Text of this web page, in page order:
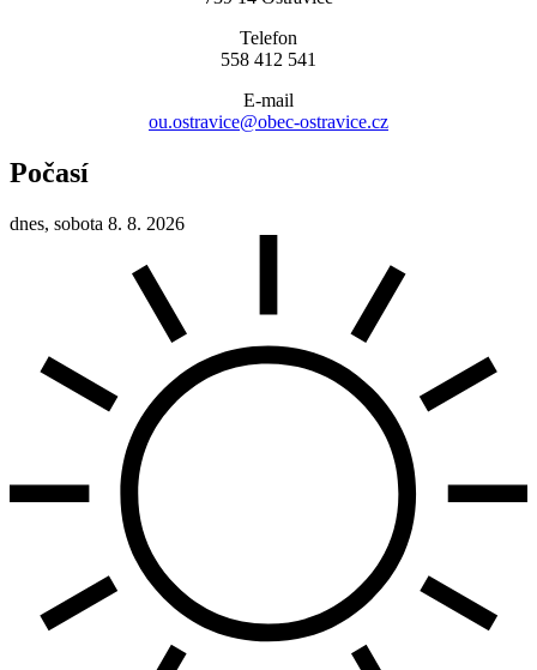
Telefon
558 412 541
E-mail
ou.ostravice@obec-ostravice.cz
Počasí
dnes, sobota 8. 8. 2026